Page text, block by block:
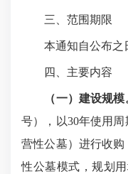
三、范围期限
本通知自公布之
四、 主要内容
（一）建设规模
号），以30年使用周
营性公墓）进行收
性公墓模式，规划